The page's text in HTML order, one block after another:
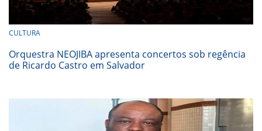
CULTURA
Orquestra NEOJIBA apresenta concertos sob regência
de Ricardo Castro em Salvador